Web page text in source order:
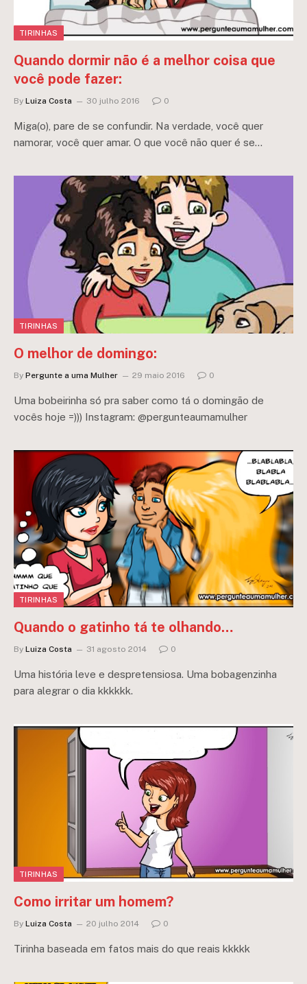
TIRINHAS
Quando dormir não é a melhor coisa que
você pode fazer:
By Luiza Costa 30 julho 2016 0
Miga(o), pare de se confundir. Na verdade, você quer
namorar, você quer amar. O que você não quer é se…
TIRINHAS
O melhor de domingo:
By Pergunte a uma Mulher 29 maio 2016 0
Uma bobeirinha só pra saber como tá o domingão de
vocês hoje =))) Instagram: @pergunteaumamulher
TIRINHAS
Quando o gatinho tá te olhando…
By Luiza Costa 31 agosto 2014 0
Uma história leve e despretensiosa. Uma bobagenzinha
para alegrar o dia kkkkkk.
TIRINHAS
Como irritar um homem?
By Luiza Costa 20 julho 2014 0
Tirinha baseada em fatos mais do que reais kkkkk